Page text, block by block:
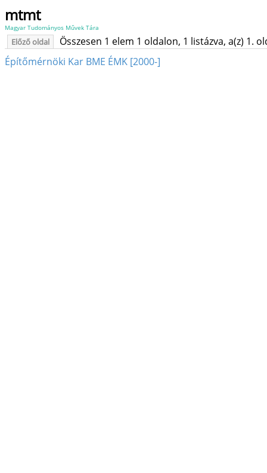
mtmt
Magyar Tudományos Művek Tára
Előző oldal
Összesen 1 elem 1 oldalon, 1 listázva, a(z) 1.
Építőmérnöki Kar BME ÉMK [2000-]